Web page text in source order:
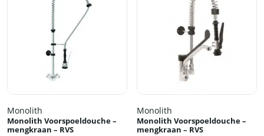
Monolith
Monolith Voorspoeldouche –
mengkraan – RVS
Monolith
Monolith Voorspoeldouche –
mengkraan – RVS